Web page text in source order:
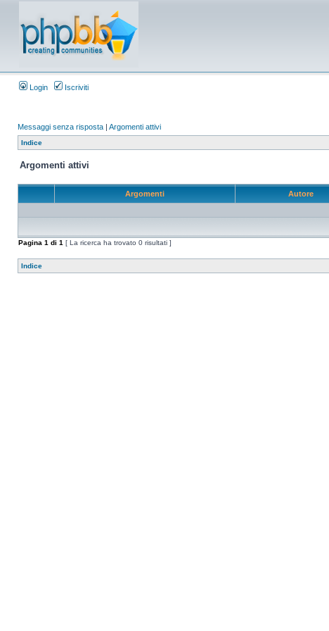
Login Iscriviti
Messaggi senza risposta | Argomenti attivi
Indice
Argomenti attivi
Argomenti Autore
Pagina 1 di 1 [ La ricerca ha trovato 0 risultati ]
Indice